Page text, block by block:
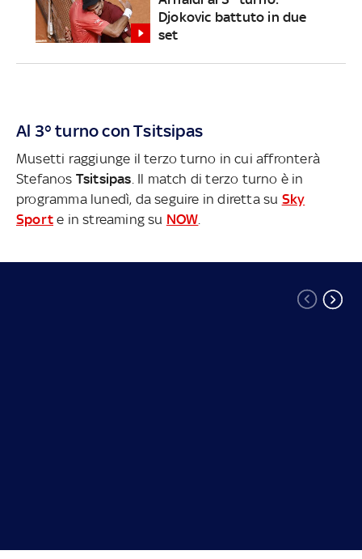
Djokovic battuto in due
set
Al 3° turno con Tsitsipas
Musetti raggiunge il terzo turno in cui affronterà
Stefanos Tsitsipas . Il match di terzo turno è in
programma lunedì, da seguire in diretta su Sky
Sport e in streaming su NOW